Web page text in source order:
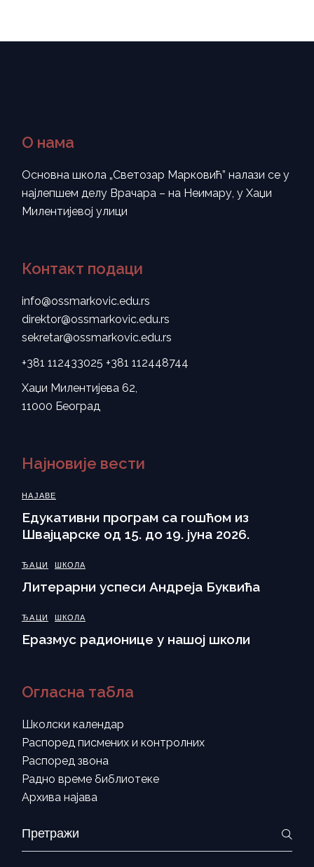
О нама
Основна школа „Светозар Марковић” налази се у
најлепшем делу Врачара – на Неимару, у Хаџи
Милентијевој улици
Контакт подаци
info@ossmarkovic.edu.rs
direktor@ossmarkovic.edu.rs
sekretar@ossmarkovic.edu.rs
+381 112433025 +381 112448744
Хаџи Милентијева 62,
11000 Београд
Најновије вести
НАЈАВЕ
Eдукативни програм са гошћом из
Швајцарске од 15. до 19. јуна 2026.
ЂАЦИ ШКОЛА
Литерарни успеси Андреја Буквића
ЂАЦИ ШКОЛА
Еразмус радионице у нашој школи
Огласна табла
Школски календар
Распоред писмених и контролних
Распоред звона
Радно време библиотеке
Архива најава
Search
for: